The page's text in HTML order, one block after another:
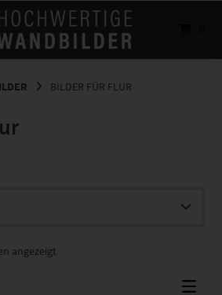
BILDER FÜR FLUR
angezeigt